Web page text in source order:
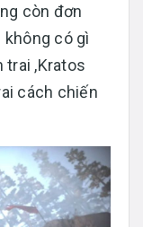
còn đơn
không có gì
trai ,Kratos
cách chiến